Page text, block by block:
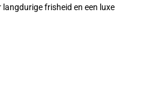
frisheid en een luxe